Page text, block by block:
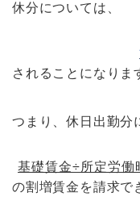
休分については、
されることになりま
つまり、休日出勤分
基礎賃金÷所定労働
の割増賃金を請求で